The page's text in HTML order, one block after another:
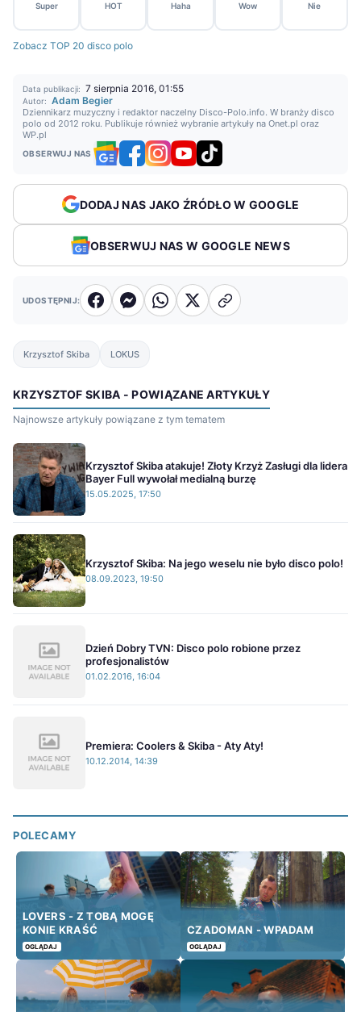
Super HOT Haha Wow Nie
Zobacz TOP 20 disco polo
Data publikacji: 7 sierpnia 2016, 01:55
Autor: Adam Begier
Dziennikarz muzyczny i redaktor naczelny Disco-Polo.info. W branży disco
polo od 2012 roku. Publikuje również wybranie artykuły na Onet.pl oraz
WP.pl
OBSERWUJ NAS
DODAJ NAS JAKO ŹRÓDŁO W GOOGLE
OBSERWUJ NAS W GOOGLE NEWS
UDOSTĘPNIJ:
Krzysztof Skiba LOKUS
KRZYSZTOF SKIBA - POWIĄZANE ARTYKUŁY
Najnowsze artykuły powiązane z tym tematem
Krzysztof Skiba atakuje! Złoty Krzyż Zasługi dla lidera
Bayer Full wywołał medialną burzę
15.05.2025, 17:50
Krzysztof Skiba: Na jego weselu nie było disco polo!
08.09.2023, 19:50
Dzień Dobry TVN: Disco polo robione przez
profesjonalistów
01.02.2016, 16:04
Premiera: Coolers & Skiba - Aty Aty!
10.12.2014, 14:39
POLECAMY
LOVERS - Z TOBĄ MOGĘ
KONIE KRAŚĆ
OGLĄDAJ
CZADOMAN - WPADAM
OGLĄDAJ